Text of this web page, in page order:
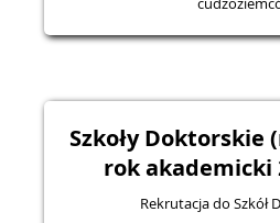
Szkoły Doktorskie
rok akademicki
Rekrutacja do Szkół